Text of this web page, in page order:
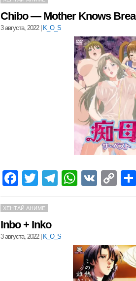
Chibo — Mother Knows
3 августа, 2022| K_O_S
Facebook
TwitterTelegram
VK
ХЕНТАЙ АНИМЕ
Inbo + Inko
3 августа, 2022| K_O_S